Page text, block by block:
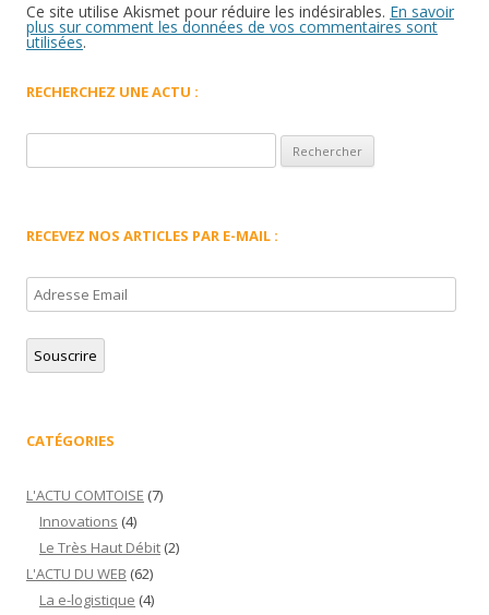
Ce site utilise Akismet pour réduire les indésirables. En savoir
plus sur comment les données de vos commentaires sont
utilisées.
RECHERCHEZ UNE ACTU :
RECEVEZ NOS ARTICLES PAR E-MAIL :
Adresse
Email
Souscrire
CATÉGORIES
L'ACTU COMTOISE (7)
Innovations (4)
Le Très Haut Débit (2)
L'ACTU DU WEB (62)
La e-logistique (4)